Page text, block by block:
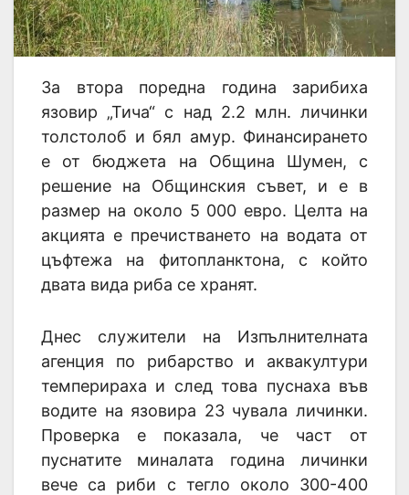
За втора поредна година зарибиха
язовир „Тича“ с над 2.2 млн. личинки
толстолоб и бял амур. Финансирането
е от бюджета на Община Шумен, с
решение на Общинския съвет, и е в
размер на около 5 000 евро. Целта на
акцията е пречистването на водата от
цъфтежа на фитопланктона, с който
двата вида риба се хранят.
Днес служители на Изпълнителната
агенция по рибарство и аквакултури
темперираха и след това пуснаха във
водите на язовира 23 чувала личинки.
Проверка е показала, че част от
пуснатите миналата година личинки
вече са риби с тегло около 300-400